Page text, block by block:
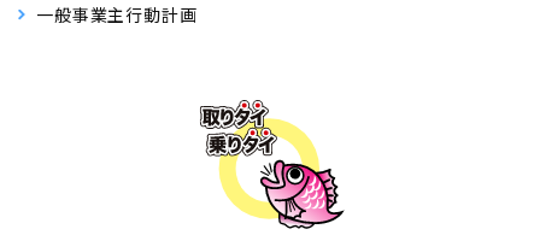
一般事業主行動計画